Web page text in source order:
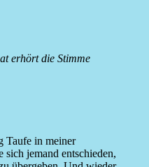
erhört die Stimme
Taufe in meiner
sich jemand entschieden,